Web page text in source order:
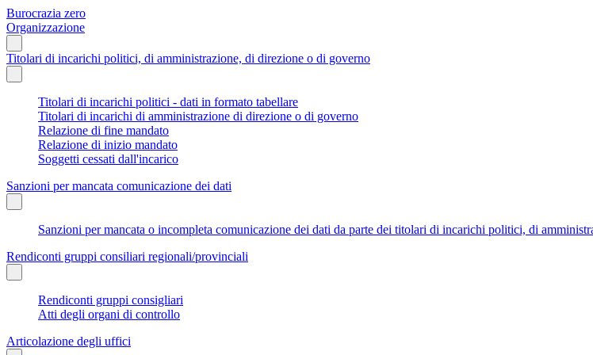
Burocrazia zero
Organizzazione
Titolari di incarichi politici, di amministrazione, di direzione o di governo
Titolari di incarichi politici - dati in formato tabellare
Titolari di incarichi di amministrazione di direzione o di governo
Relazione di fine mandato
Relazione di inizio mandato
Soggetti cessati dall'incarico
Sanzioni per mancata comunicazione dei dati
Sanzioni per mancata o incompleta comunicazione dei dati da parte dei titolari di incarichi politici, di
Rendiconti gruppi consiliari regionali/provinciali
Rendiconti gruppi consigliari
Atti degli organi di controllo
Articolazione degli uffici